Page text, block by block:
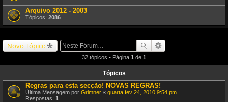
Arquivo 2012 - 2003
Tópicos: 2086
Novo Tópico
32 tópicos • Página 1 de 1
Tópicos
Regras para esta secção! NOVAS REGRAS!
Última Mensagem por Grimner « quarta fev 24, 2010 9:54 pm
Respostas: 1